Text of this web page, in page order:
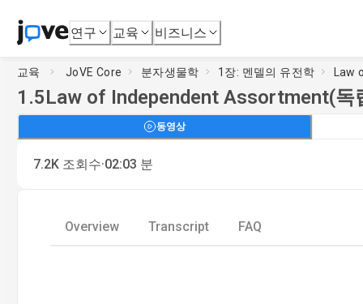
연구 교육 비즈니스
교육 JoVE Core 분자생물학 1장: 멘델의 유전학 Law
1.5Law of Independent Assortment(독
동영상
7.2K 조회수·02:03 분
Overview Transcript FAQ